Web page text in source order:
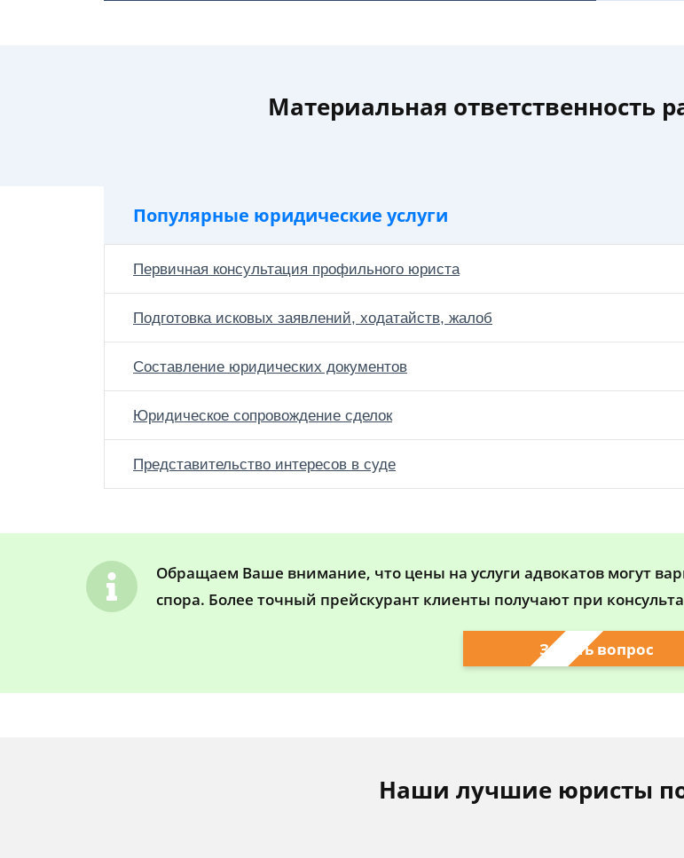
Материальная ответственность
Популярные юридические услуги
Первичная консультация профильного юриста
Подготовка исковых заявлений, ходатайств, жалоб
Составление юридических документов
Юридическое сопровождение сделок
Представительство интересов в суде
Обращаем Ваше внимание, что цены на услуги адвокатов могут
спора. Более точный прейскурант клиенты получают при
Задать вопрос
Наши лучшие юристы